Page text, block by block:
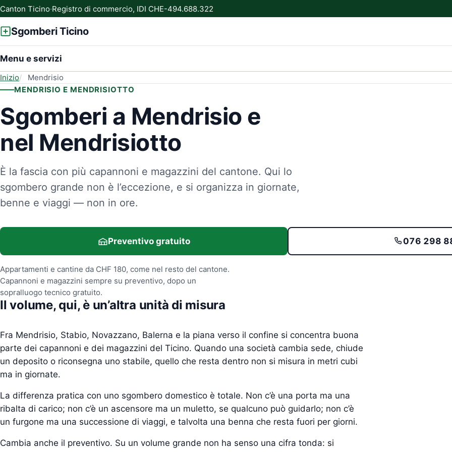
Canton Ticino·Registro di commercio, IDI CHE-494.688.322
Sgomberi Ticino
Menu e servizi
Inizio
Mendrisio
MENDRISIO E MENDRISIOTTO
Sgomberi a Mendrisio e
nel Mendrisiotto
È la fascia con più capannoni e magazzini del cantone. Qui lo
sgombero grande non è l’eccezione, e si organizza in giornate,
benne e viaggi — non in ore.
Preventivo gratuito 076 298
Appartamenti e cantine da CHF 180, come nel resto del cantone.
Capannoni e magazzini sempre su preventivo, dopo un
sopralluogo tecnico gratuito.
Il volume, qui, è un’altra unità di misura
Fra Mendrisio, Stabio, Novazzano, Balerna e la piana verso il confine si concentra buona
parte dei capannoni e dei magazzini del Ticino. Quando una società cambia sede, chiude
un deposito o riconsegna uno stabile, quello che resta dentro non si misura in metri cubi
ma in giornate.
La differenza pratica con uno sgombero domestico è totale. Non c’è una porta ma una
ribalta di carico; non c’è un ascensore ma un muletto, se qualcuno può guidarlo; non c’è
un furgone ma una successione di viaggi, e talvolta una benna che resta fuori per giorni.
Cambia anche il preventivo. Su un volume grande non ha senso una cifra tonda: si